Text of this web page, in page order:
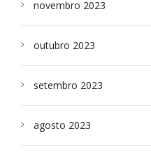
novembro 2023
outubro 2023
setembro 2023
agosto 2023